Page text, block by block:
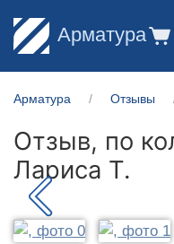
Арматура
Арматура Отзывы
Отзыв, по
Лариса Т.